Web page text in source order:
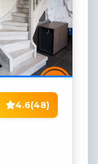
4.6(48)